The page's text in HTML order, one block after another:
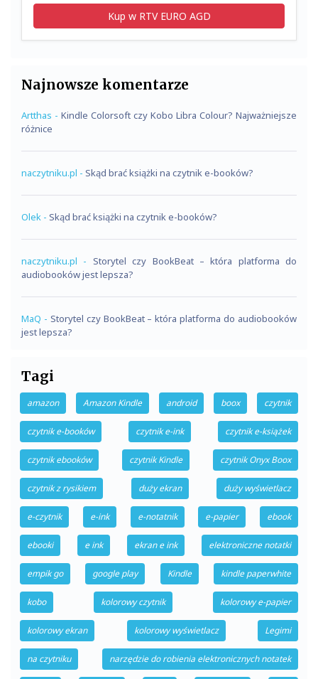
Kup w RTV EURO AGD
Najnowsze komentarze
Artthas - Kindle Colorsoft czy Kobo Libra Colour? Najważniejsze
różnice
naczytniku.pl - Skąd brać książki na czytnik e-booków?
Olek - Skąd brać książki na czytnik e-booków?
naczytniku.pl - Storytel czy BookBeat – która platforma do
audiobooków jest lepsza?
MaQ - Storytel czy BookBeat – która platforma do audiobooków
jest lepsza?
Tagi
amazon Amazon Kindle android boox czytnik
czytnik e-booków czytnik e-ink czytnik e-książek
czytnik ebooków czytnik Kindle czytnik Onyx Boox
czytnik z rysikiem duży ekran duży wyświetlacz
e-czytnik e-ink e-notatnik e-papier ebook
ebooki e ink ekran e ink elektroniczne notatki
empik go google play Kindle kindle paperwhite
kobo kolorowy czytnik kolorowy e-papier
kolorowy ekran kolorowy wyświetlacz Legimi
na czytniku narzędzie do robienia elektronicznych notatek